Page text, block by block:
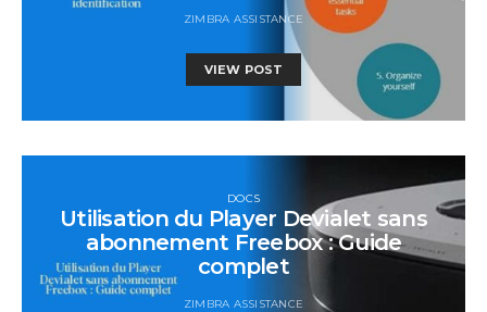
ZIMBRA ASSISTANCE
VIEW POST
DOCS
Utilisation du Player Devialet sans
abonnement Freebox : Guide
complet
ZIMBRA ASSISTANCE